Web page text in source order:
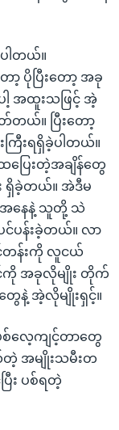
ပါတယ်။
ပိုပြီးတော့ အခု
အထူးသဖြင့် အဲ့
တယ်။ ပြီးတော့
ြီးရရှိခဲ့ပါတယ်။
ပြေးတဲ့အချိန်တွေ
ခဲ့တယ်။ အဲဒီမ
အနေနဲ့ သူတို့ သဲ
ပန်းခဲ့တယ်။ လာ
တန်းကို လူငယ်
ကို အခုလိုမျိုး တိုက်
နဲ့ အဲ့လိုမျိုးရှင့်။
စ်လေ့ကျင့်တာတွေ
အမျိုးသမီးတ
း ပစ်ရတဲ့